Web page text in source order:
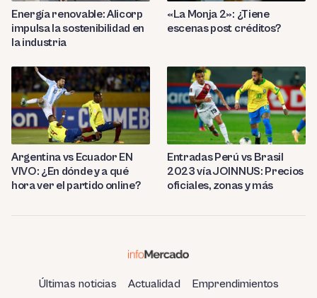
Energía renovable: Alicorp
impulsa la sostenibilidad en
la industria
«La Monja 2»: ¿Tiene
escenas post créditos?
Argentina vs Ecuador EN
VIVO: ¿En dónde y a qué
hora ver el partido online?
Entradas Perú vs Brasil
2023 vía JOINNUS: Precios
oficiales, zonas y más
Últimas noticias Actualidad Emprendimientos